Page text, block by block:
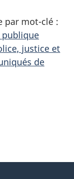
par mot-clé :
publique
justice et
de